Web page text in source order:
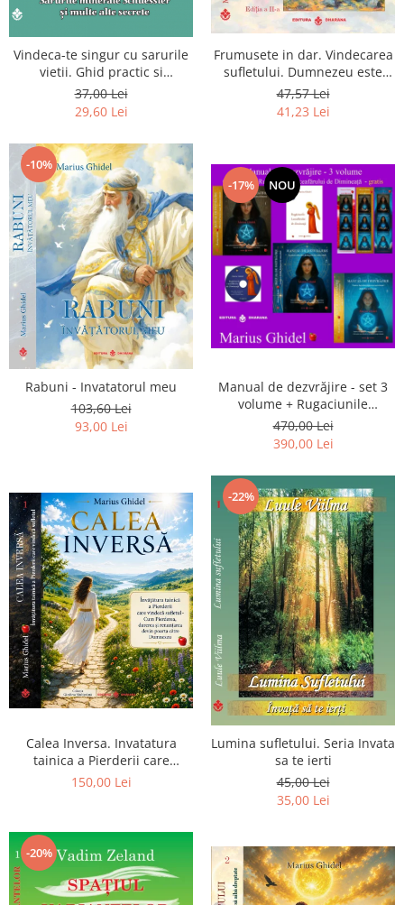
Vindeca-te singur cu sarurile
vietii. Ghid practic si
informativ. Sarurile minerale
Schuessler si multe alte
secrete
37,00 Lei
29,60 Lei
Frumusete in dar. Vindecarea
sufletului. Dumnezeu este
chiar dragostea ta. Editia a 2-
a
47,57 Lei
41,23 Lei
-10%
Rabuni - Invatatorul meu
103,60 Lei
93,00 Lei
-17% NOU
Manual de dezvrăjire - set 3
volume + Rugaciunile
Luceafarului de Dimineata -
Gratuit)
470,00 Lei
390,00 Lei
Calea Inversa. Invatatura
tainica a Pierderii care
vindeca sufletul - Cum
Dumnezeu
150,00 Lei
-22%
Lumina sufletului. Seria Invata
sa te ierti
45,00 Lei
35,00 Lei
-20%